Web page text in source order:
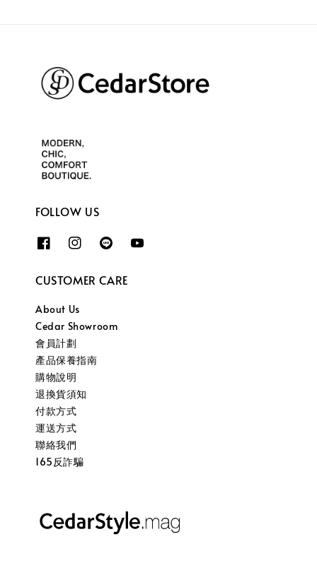
FOLLOW US
CUSTOMER CARE
About Us
Cedar Showroom
會員計劃
產品保養指南
購物說明
退換貨須知
付款方式
運送方式
聯絡我們
165反詐騙